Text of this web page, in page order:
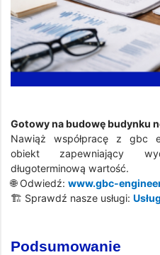
Gotowy na budowę budynku
Nawiąż współpracę z gbc
obiekt zapewniający
długoterminową wartość.
🌐 Odwiedź: www.gbc-
🏗️ Sprawdź nasze usługi:
Podsumowanie